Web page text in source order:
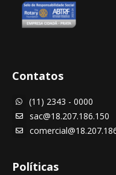
Contatos
 (11) 2343 - 0000
 sac@18.207.186.150

Políticas